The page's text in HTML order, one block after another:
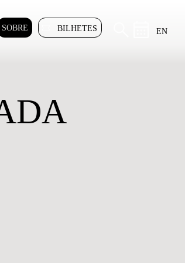
SOBRE BILHETES EN